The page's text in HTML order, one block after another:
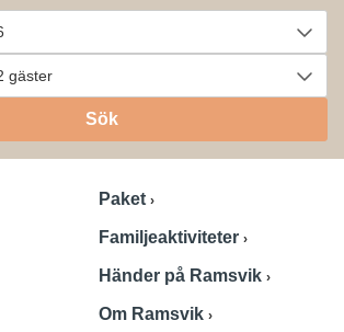
Paket
Familjeaktiviteter
Händer på Ramsvik
Om Ramsvik